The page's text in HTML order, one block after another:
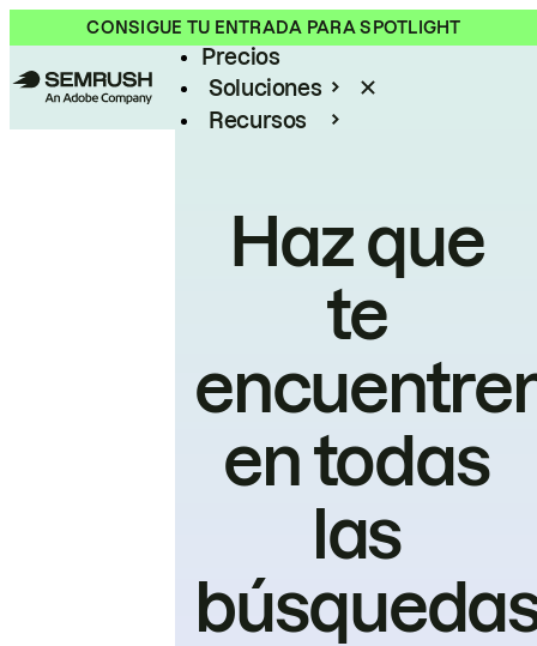
CONSIGUE TU ENTRADA PARA SPOTLIGHT
Producto
Precios
Soluciones
Recursos
Haz que
te
en todas
las